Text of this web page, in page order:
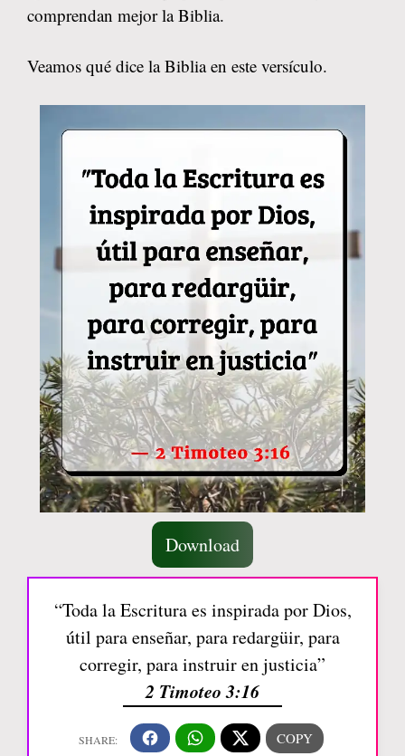
comprendan mejor la Biblia.
Veamos qué dice la Biblia en este versículo.
Download
“Toda la Escritura es inspirada por Dios,
útil para enseñar, para redargüir, para
corregir, para instruir en justicia”
2 Timoteo 3:16